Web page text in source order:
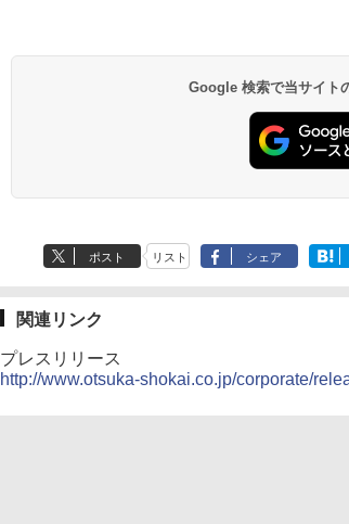
Google 検索で当サイト
ポスト リスト シェア
関連リンク
プレスリリース
http://www.otsuka-shokai.co.jp/corporate/